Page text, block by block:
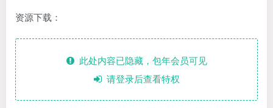
资源下载：
此处内容已隐藏，包年会员可见
请登录后查看特权